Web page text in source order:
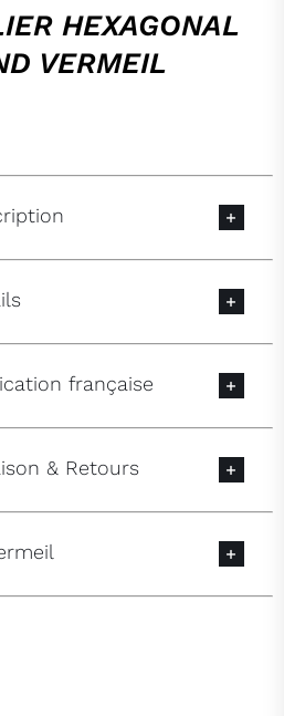
HEXAGONAL
VERMEIL
française
& Retours